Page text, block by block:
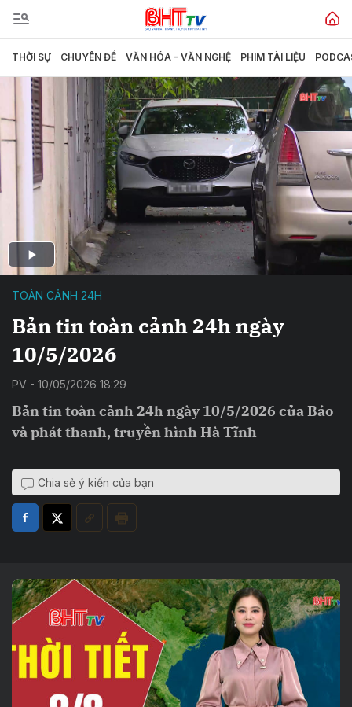
THỜI SỰ CHUYÊN ĐỀ VĂN HÓA - VĂN NGHỆ PHIM TÀI LIỆU
TOÀN CẢNH 24H
Bản tin toàn cảnh 24h ngày
10/5/2026
PV - 10/05/2026 18:29
Bản tin toàn cảnh 24h ngày 10/5/2026 của Báo
và phát thanh, truyền hình Hà Tĩnh
Chia sẻ ý kiến của bạn